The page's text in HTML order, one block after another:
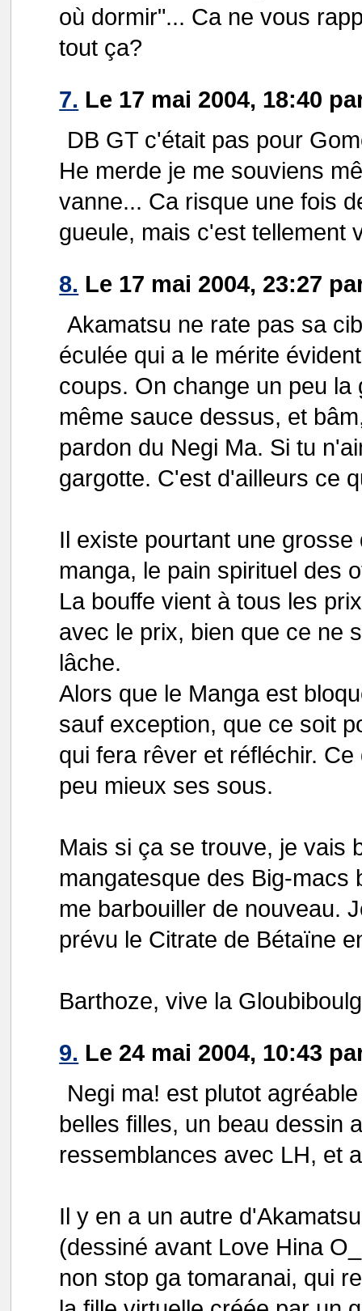
où dormir"... Ca ne vous
tout ça?
7. Le 17 mai 2004, 18:40
DB GT c'était pas pour
He merde je me souviens
vanne... Ca risque une fois
gueule, mais c'est tellement
8. Le 17 mai 2004, 23:27
Akamatsu ne rate pas sa
éculée qui a le mérite
coups. On change un peu
même sauce dessus, et
pardon du Negi Ma. Si tu
gargotte. C'est d'ailleurs ce
Il existe pourtant une
manga, le pain spirituel des
La bouffe vient à tous les
avec le prix, bien que ce ne
lâche.
Alors que le Manga est
sauf exception, que ce soit
qui fera rêver et réfléchir.
peu mieux ses sous.
Mais si ça se trouve, je vais
mangatesque des Big-macs
me barbouiller de nouveau.
prévu le Citrate de Bétaïne
Barthoze, vive la
9. Le 24 mai 2004, 10:43
Negi ma! est plutot
belles filles, un beau dessin
ressemblances avec LH, et
Il y en a un autre
(dessiné avant Love Hina
non stop ga tomaranai, qui